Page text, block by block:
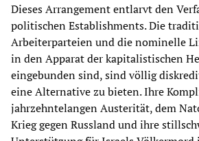
Dieses Arrangement entlarvt den
politischen Establishments. Die
Arbeiterparteien und die nominelle
in den Apparat der kapitalistischen
eingebunden sind, sind völlig
eine Alternative zu bieten. Ihre
jahrzehntelangen Austerität, dem
Krieg gegen Russland und ihre